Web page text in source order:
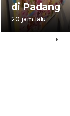
di Padang
20 jam lalu